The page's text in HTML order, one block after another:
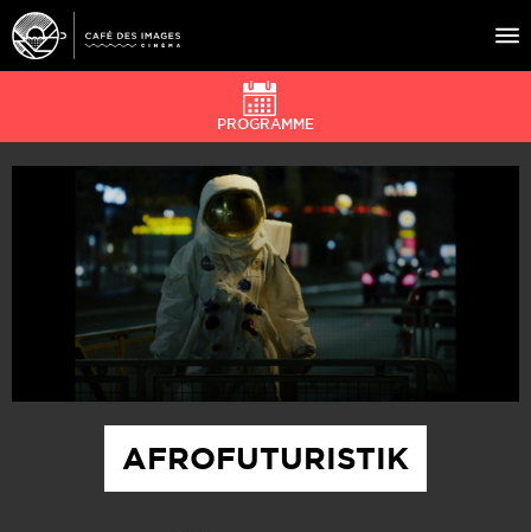
À L’AFFICHE
ÉVÉNEMENTS
CAFÉ DU CINÉ
PRATIQUE
ÉDUCATION AUX IMAGES
AFROFUTURISTIK
PROGRAMME